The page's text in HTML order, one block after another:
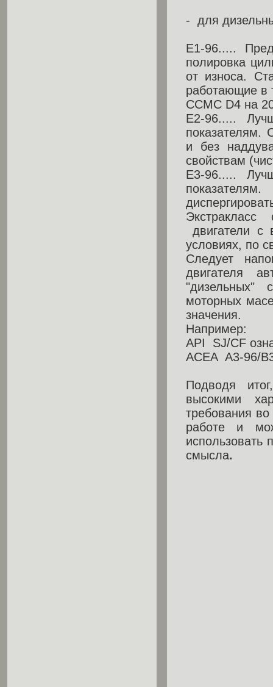
- для
Е1-96.....
полировка
от износа.
работающие в
ССМС D4 на
Е2-96.....
показателям.
и без
свойствам
Е3-96.....
Экстракласс
двигатели
условиях, по
Следует
двигателя
"дизельных"
моторных
значения.
Например:
API SJ/CF
ACEA A3-96/
Подводя
высокими
требования
работе и
использовать
смысла.